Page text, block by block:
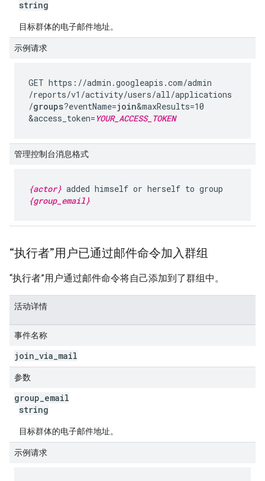
string
目标群体的电子邮件地址。
示例请求
GET https://admin.googleapis.com/admin
/reports/v1 /activity/users/all/applications
/groups?eventName=join&maxResults=10
&access_token= YOUR_ACCESS_TOKEN
管理控制台消息格式
{actor} added himself or herself to group
{group_email}
“执行者”用户已通过邮件命令加入群组
“执行者”用户通过邮件命令将自己添加到了群组中。
活动详情
事件名称
join via mail
参数
group email
string
目标群体的电子邮件地址。
示例请求